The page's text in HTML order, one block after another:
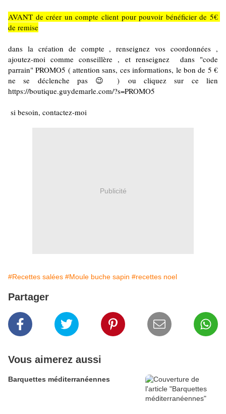
AVANT de créer un compte client pour pouvoir bénéficier de 5€
de remise
dans la création de compte , renseignez vos coordonnées ,
ajoutez-moi comme conseillère , et renseignez  dans "code
parrain" PROMO5 ( attention sans, ces informations, le bon de 5 €
ne se déclenche pas 😉 ) ou cliquez sur ce lien
https://boutique.guydemarle.com/?s=PROMO5
si besoin, contactez-moi
Publicité
#Recettes salées #Moule buche sapin #recettes noel
Partager
Vous aimerez aussi
Barquettes méditerranéennes